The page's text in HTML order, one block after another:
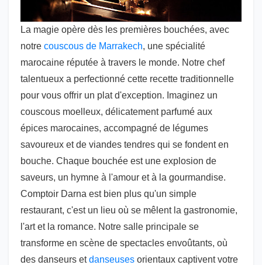
La magie opère dès les premières bouchées, avec
notre couscous de Marrakech, une spécialité
marocaine réputée à travers le monde. Notre chef
talentueux a perfectionné cette recette traditionnelle
pour vous offrir un plat d'exception. Imaginez un
couscous moelleux, délicatement parfumé aux
épices marocaines, accompagné de légumes
savoureux et de viandes tendres qui se fondent en
bouche. Chaque bouchée est une explosion de
saveurs, un hymne à l'amour et à la gourmandise.
Comptoir Darna est bien plus qu'un simple
restaurant, c'est un lieu où se mêlent la gastronomie,
l'art et la romance. Notre salle principale se
transforme en scène de spectacles envoûtants, où
des danseurs etdanseuses orientaux captivent votre